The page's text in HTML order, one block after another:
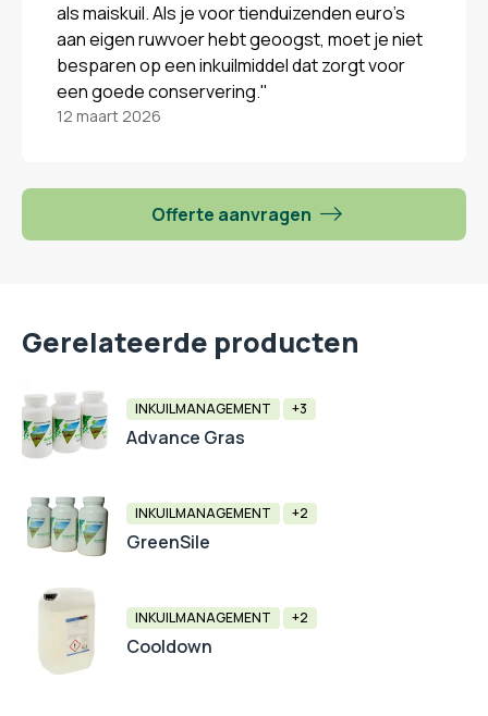
als maiskuil. Als je voor tienduizenden euro’s
aan eigen ruwvoer hebt geoogst, moet je niet
besparen op een inkuilmiddel dat zorgt voor
een goede conservering."
12 maart 2026
Offerte aanvragen
Gerelateerde producten
INKUILMANAGEMENT +3
Advance Gras
INKUILMANAGEMENT +2
GreenSile
INKUILMANAGEMENT +2
Cooldown